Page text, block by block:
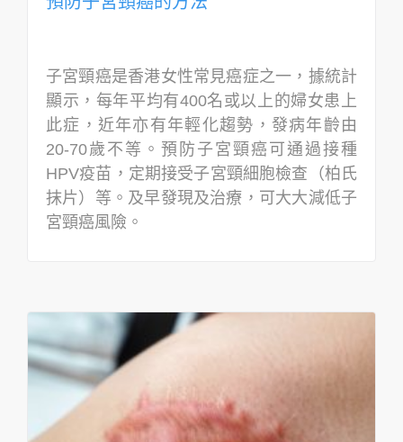
子宮頸癌是香港女性常見癌症之一，據統計
顯示，每年平均有400名或以上的婦女患上
此症，近年亦有年輕化趨勢，發病年齡由
20-70歲不等。預防子宮頸癌可通過接種
HPV疫苗，定期接受子宮頸細胞檢查（柏氏
抹片）等。及早發現及治療，可大大減低子
宮頸癌風險。